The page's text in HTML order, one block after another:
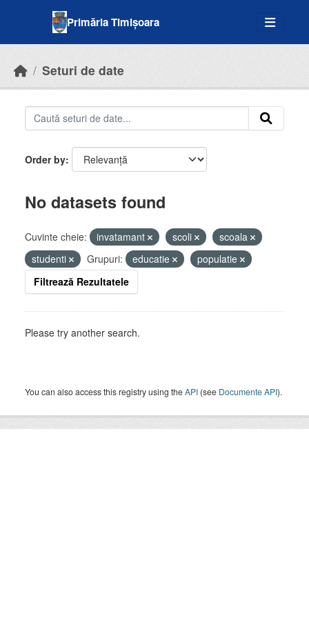
Primăria Timișoara
Seturi de date
Order by
No datasets found
Cuvinte cheie: invatamant scoli
scoala
studenti
Grupuri: educatie
populatie
Filtrează Rezultatele
Please try another search.
You can also access this registry using theAPI (see Documente API).